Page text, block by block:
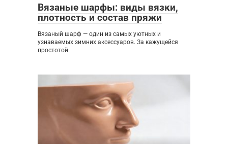
Вязаные шарфы: виды вязки,
плотность и состав пряжи
Вязаный шарф — один из самых уютных и
узнаваемых зимних аксессуаров. За кажущейся
простотой